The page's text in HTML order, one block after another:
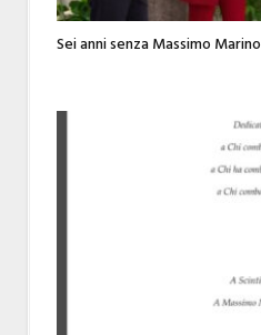
Sei anni senza Massimo Marino